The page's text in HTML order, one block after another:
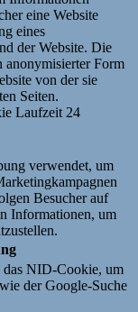
eine Website
eines
der Website. Die
anonymisierter Form
von der sie
Seiten.
Laufzeit 24
verwendet, um
Besucher auf
Informationen, um
NID-Cookie, um
der Google-Suche